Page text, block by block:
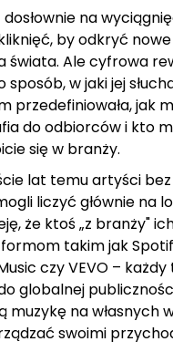
na
by odkryć
świata. Ale cyfrowa
sposób, w jaki jej
przedefiniowała, jak
do odbiorców i kto
się w branży.
lat temu artyści
liczyć głównie na
że ktoś „z branży"
takim jak
czy VEVO –
globalnej
muzykę na własnych
swoimi